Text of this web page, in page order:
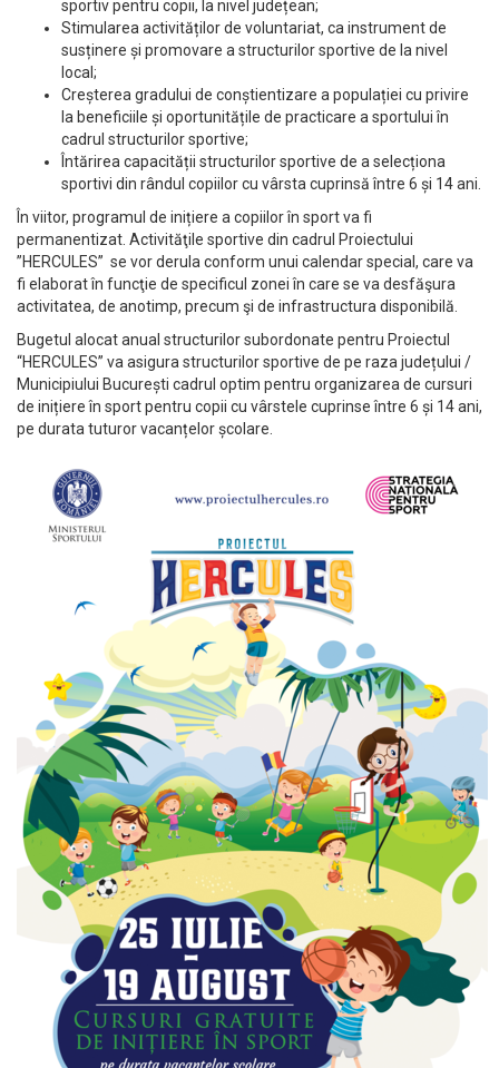
sportiv pentru copii, la nivel județean;
Stimularea activităților de voluntariat, ca instrument de
susținere și promovare a structurilor sportive de la nivel
local;
Creșterea gradului de conștientizare a populației cu privire
la beneficiile și oportunitățile de practicare a sportului în
cadrul structurilor sportive;
Întărirea capacității structurilor sportive de a selecționa
sportivi din rândul copiilor cu vârsta cuprinsă între 6 și 14 ani.
În viitor, programul de inițiere a copiilor în sport va fi
permanentizat. Activităţile sportive din cadrul Proiectului
”HERCULES” se vor derula conform unui calendar special, care va
fi elaborat în funcţie de specificul zonei în care se va desfăşura
activitatea, de anotimp, precum şi de infrastructura disponibilă.
Bugetul alocat anual structurilor subordonate pentru Proiectul
“HERCULES” va asigura structurilor sportive de pe raza județului /
Municipiului București cadrul optim pentru organizarea de cursuri
de inițiere în sport pentru copii cu vârstele cuprinse între 6 și 14 ani,
pe durata tuturor vacanțelor școlare.